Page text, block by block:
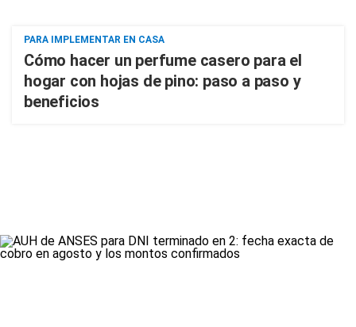
PARA IMPLEMENTAR EN CASA
Cómo hacer un perfume casero para el
hogar con hojas de pino: paso a paso y
beneficios